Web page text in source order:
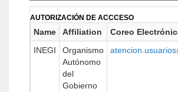
AUTORIZACIÓN DE ACCCESO
Name Affiliation Coreo
INEGI
Organismo
Autónomo
del
Gobierno